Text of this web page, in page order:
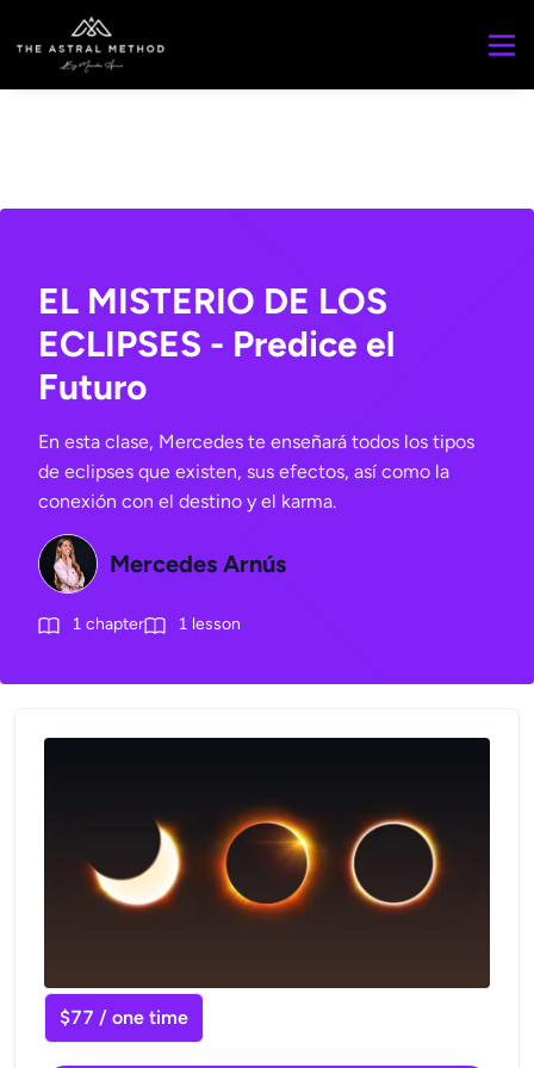
EL MISTERIO DE LOS
ECLIPSES - Predice el
Futuro
En esta clase, Mercedes te enseñará todos los tipos
de eclipses que existen, sus efectos, así como la
conexión con el destino y el karma.
Mercedes Arnús
1 chapter 1 lesson
$77 / one time